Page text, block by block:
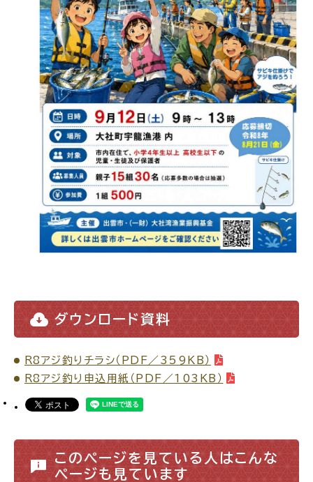
電子申請・手続きガ
イド
防災情報サイト
市役所へのアクセス
サイトマップ
ダウンロード資料
R8アジ釣りチラシ（PDF／359KB）
R8アジ釣り申込用紙（PDF／103KB）
このページを見ている人はこんな
ページも見ています